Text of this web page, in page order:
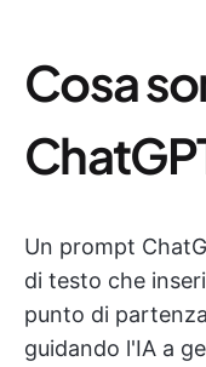
Cosa
Un prompt
di testo che
punto di
guidando l'IA a